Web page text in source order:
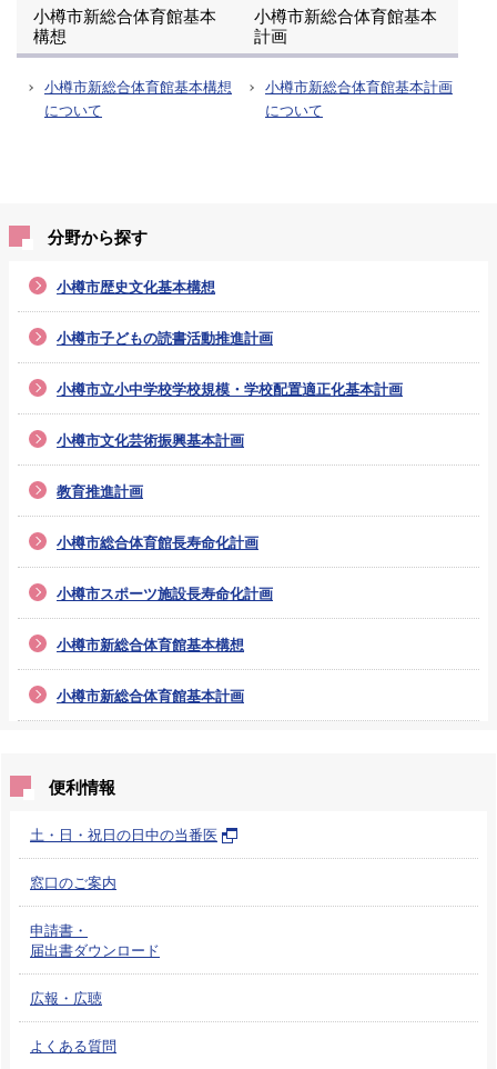
小樽市新総合体育館基本
構想
小樽市新総合体育館基本構想
について
小樽市新総合体育館基本
計画
小樽市新総合体育館基本計画
について
分野から探す
小樽市歴史文化基本構想
小樽市子どもの読書活動推進計画
小樽市立小中学校学校規模・学校配置適正化基本計画
小樽市文化芸術振興基本計画
教育推進計画
小樽市総合体育館長寿命化計画
小樽市スポーツ施設長寿命化計画
小樽市新総合体育館基本構想
小樽市新総合体育館基本計画
便利情報
土・日・祝日の日中の当番医
窓口のご案内
申請書・
届出書ダウンロード
広報・広聴
よくある質問